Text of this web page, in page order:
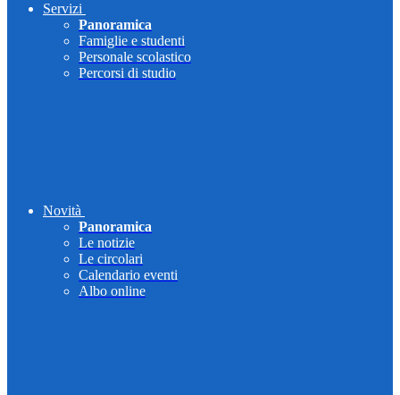
Servizi
Panoramica
Famiglie e studenti
Personale scolastico
Percorsi di studio
Novità
Panoramica
Le notizie
Le circolari
Calendario eventi
Albo online